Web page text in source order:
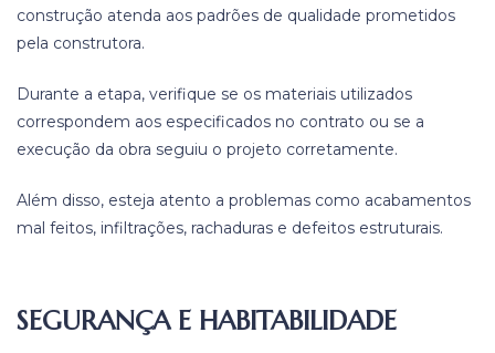
construção atenda aos padrões de qualidade prometidos
pela construtora.
Durante a etapa, verifique se os materiais utilizados
correspondem aos especificados no contrato ou se a
execução da obra seguiu o projeto corretamente.
Além disso, esteja atento a problemas como acabamentos
mal feitos, infiltrações, rachaduras e defeitos estruturais.
SEGURANÇA E HABITABILIDADE